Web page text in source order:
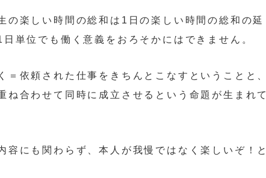
の楽しい時間の総和は1日の楽しい時間の総和の延
単位でも働く意義をおろそかにはできません。
＝依頼された仕事をきちんとこなすということと、
ね合わせて同時に成立させるという命題が生まれて
容にも関わらず、本人が我慢ではなく楽しいぞ！と